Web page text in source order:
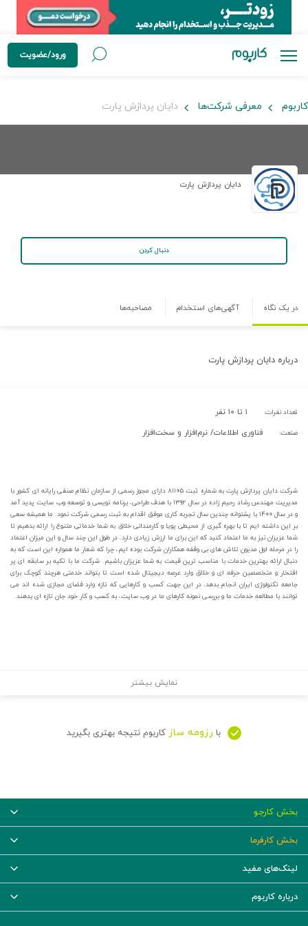
ورود/عضویت
کاربوم معرفی شرکت‌ها دایان پردازش پارت
دایان پردازش پارت
دنبال کردن
در یک نگاه آگهی‌های استخدام مصاحبه‌ها
درباره دایان پردازش پارت
تعداد نفرات: ۱ تا ۱۰ نفر
صنعت: فناوری اطلاعات/ نرم‌افزار و سخت‌افزار
شرکت دایان پردازش پارت به شماره ثبت ۸۱۱۰۵ دارای مجوز رسمی از سازمان نظام صنفی رایانه ای کشور با
مدیریت مهندس رشاد رحیم زاده در سال ۱۳۹۲ با هدف طراحی، برنامه نویسی و توسعه وب سایت پدید آمد
و در سال ۱۴۰۰ با پشتوانه چندین سال تجربه کاری موفق اقدام به ثبت رسمی شرکت نمود. ما همیشه سعی
بر این داشته ایم تا با بهره گیری از محیطی پویا و کارمندانی خلاق به شما خدماتی متنوع را ارائه بدهیم تا
شما عزیزان نیز به ما اعتماد کنید که این برای ما ارزش زیادی دارد. در طول این چند سال و این میزان اعتماد
را در مرحله اول مدیون تلاش های بی وقفه همکاران شرکت بوده ایم، چرا که شعار ما همواره این است که به
دنبال ارائه بهترین خدمات با مناسب ترین قیمت به شما عزیزان باشیم. شرکت ما با تکیه بر سابقه ای پر
افتخار و متخصصین حرفه ای و خلاق وارد عرصه دیجیتال شده است تا بتواند خدمتی هرچند کوچک برای
جامعه تکنولوژی ایران انجام بدهد. در این جهت کسب و کارهایی که تازه وارد فضای مجازی شده اند می
توانند با مطالعه خدمات ما و بررسی نمونه کارهای ما در وب سایت، به کسب و کار خود جان تازه ای بدهند.
نمایش بیشتر
با رزومه ساز کاربوم نتیجه بهتری بگیرید
بخش کارجو
بخش کارفرما
لینک‌های مفید
درباره کاربوم